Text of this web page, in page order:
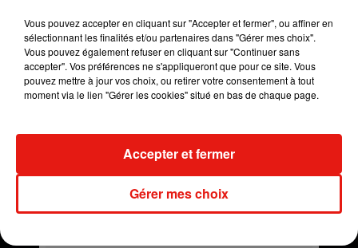
Vous pouvez accepter en cliquant sur "Accepter et fermer", ou affiner en
sélectionnant les finalités et/ou partenaires dans "Gérer mes choix".
Vous pouvez également refuser en cliquant sur "Continuer sans
accepter". Vos préférences ne s'appliqueront que pour ce site. Vous
pouvez mettre à jour vos choix, ou retirer votre consentement à tout
moment via le lien "Gérer les cookies" situé en bas de chaque page.
Gérer mes choix
Accepter et fermer